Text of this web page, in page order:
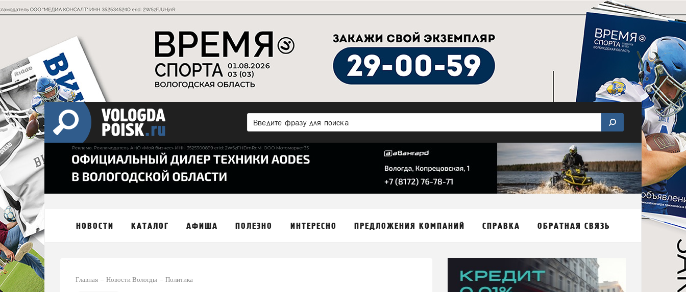
НОВОСТИ КАТАЛОГ АФИША ПОЛЕЗНО ИНТЕРЕСНО ПРЕДЛОЖЕНИЯ КОМПАНИЙ СПРАВКА ОБРАТНАЯ СВЯЗЬ
Главная Новости Вологды Политика